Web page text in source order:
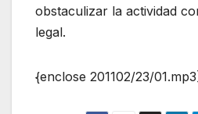
obstaculizar la actividad
legal.
{enclose 201102/23/